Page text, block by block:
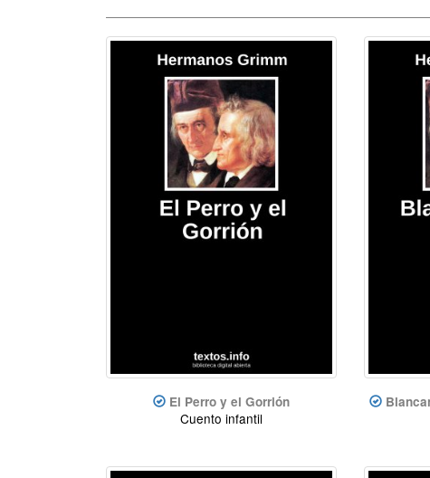
El Perro y el Gorrión
Cuento infantil